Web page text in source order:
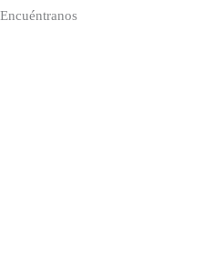
Encuéntranos